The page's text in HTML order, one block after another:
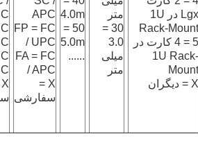
Lgx در 1U
Rack-Mount
5 = 4 کارت در
1U Rack-
Mount
X = دیگران
متر
30 =
3.0
میلی
متر
4.0m
50 =
5.0m
......
APC
FP = FC
/ UPC
FA = FC
/ APC
X =
سفارشی